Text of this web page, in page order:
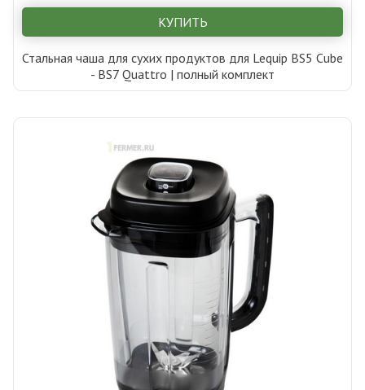
КУПИТЬ
Стальная чаша для сухих продуктов для Lequip BS5 Cube
- BS7 Quattro | полный комплект